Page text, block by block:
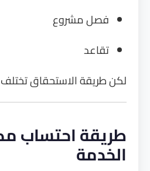
فصل مشروع
تقاعد
لكن طريقة الاستحقاق
طريقة احتساب
الخدمة